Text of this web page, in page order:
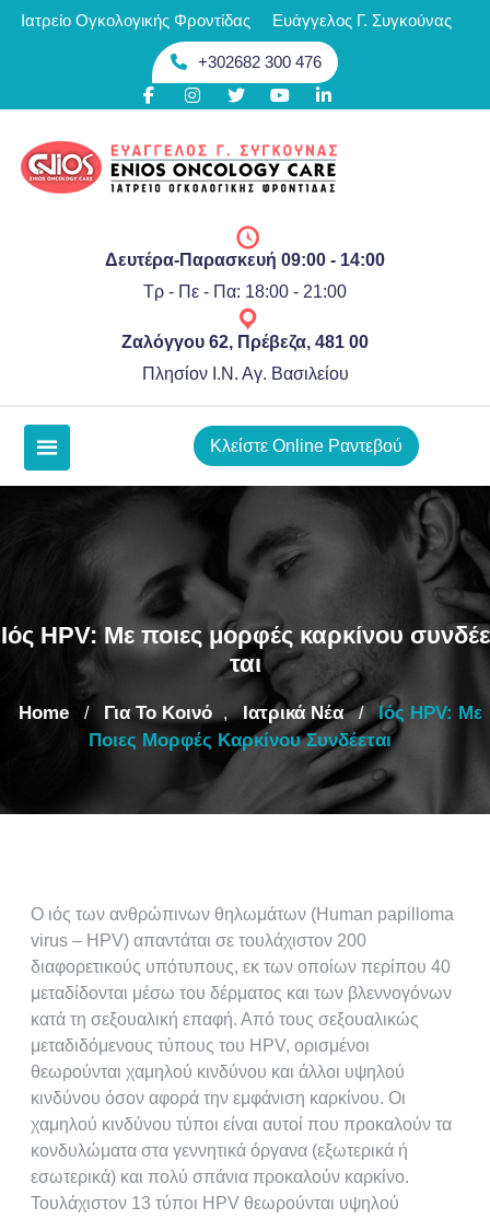
περιεχόμενο
SkipΙατρείο Ογκολογικής Φροντίδας Ευάγγελος Γ. Συγκούνας
+302682 300 476
Δευτέρα-Παρασκευή 09:00 - 14:00
Τρ - Πε - Πα: 18:00 - 21:00
Ζαλόγγου 62, Πρέβεζα, 481 00
Πλησίον Ι.Ν. Αγ. Βασιλείου
Κλείστε Online Ραντεβού
Ιός HPV: Με ποιες μορφές καρκίνου συνδέε
ται
Home / Για Το Κοινό , Ιατρικά Νέα /
Ιός HPV: Με
Ποιες Μορφές Καρκίνου Συνδέεται
Ο ιός των ανθρώπινων θηλωμάτων (Human papilloma
virus – HPV) απαντάται σε τουλάχιστον 200
διαφορετικούς υπότυπους, εκ των οποίων περίπου 40
μεταδίδονται μέσω του δέρματος και των βλεννογόνων
κατά τη σεξουαλική επαφή. Από τους σεξουαλικώς
μεταδιδόμενους τύπους του HPV, ορισμένοι
θεωρούνται χαμηλού κινδύνου και άλλοι υψηλού
κινδύνου όσον αφορά την εμφάνιση καρκίνου. Οι
χαμηλού κινδύνου τύποι είναι αυτοί που προκαλούν τα
κονδυλώματα στα γεννητικά όργανα (εξωτερικά ή
εσωτερικά) και πολύ σπάνια προκαλούν καρκίνο.
Τουλάχιστον 13 τύποι HPV θεωρούνται υψηλού